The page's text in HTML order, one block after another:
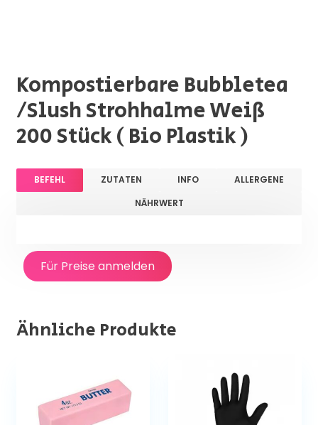
Kompostierbare Bubbletea
/Slush Strohhalme Weiß
200 Stück ( Bio Plastik )
BEFEHL ZUTATEN INFO
ALLERGENE
NÄHRWERT
Für Preise anmelden
Ähnliche Produkte